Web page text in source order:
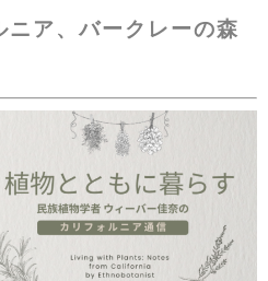
ア、バークレーの森